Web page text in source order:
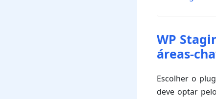
WP
áreas-
Escolher o
deve optar